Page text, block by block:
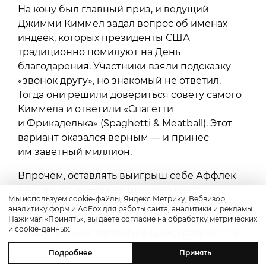
На кону был главный приз, и ведущий
Джимми Киммел задал вопрос об именах
индеек, которых президенты США
традиционно помилуют на День
благодарения. Участники взяли подсказку
«звонок другу», но знакомый не ответил.
Тогда они решили довериться совету самого
Киммела и ответили «Спагетти
и Фрикаделька» (Spaghetti & Meatball). Этот
вариант оказался верным — и принес
им заветный миллион.
Впрочем, оставлять выигрыш себе Аффлек
правозащитную организацию Eastern Congo
Initiative, которая поддерживает
общественные проекты в Демократической
Республике Конго, пострадавшей
от затяжного конфликта.
Мы используем cookie-файлы, Яндекс.Метрику, Вебвизор,
аналитику форм и AdFox для работы сайта, аналитики и рекламы.
Нажимая «Принять», вы даете согласие на обработку метрических
и cookie-данных.
Подробнее Принять